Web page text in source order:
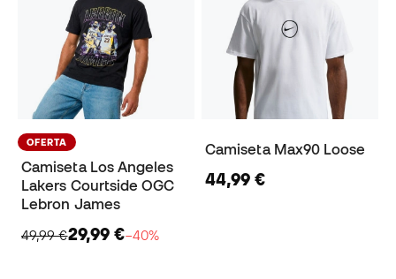
OFERTA
Camiseta Los Angeles
Lakers Courtside OGC
Lebron James
49,99 €29,99 €−40%
Camiseta Max90 Loose
44,99 €